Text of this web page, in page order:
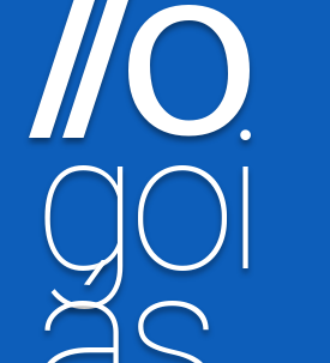
motoristas
por
cobrança
indevida do
Detran-GO
há 5 dias
//O
goi